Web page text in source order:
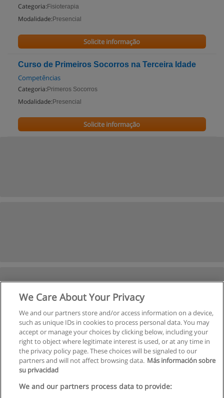
Categoria: Fisioterapia
Modalidade: Presencial
Solicite informação
Curso de Primeiros Socorros na Terceira Idade
Competências
Categoria: Primeros Socorros
Modalidade: Presencial
Solicite informação
Próxima
de
We Care About Your Privacy
We and our partners store and/or access information on a device,
such as unique IDs in cookies to process personal data. You may
accept or manage your choices by clicking below, including your
right to object where legitimate interest is used, or at any time in
the privacy policy page. These choices will be signaled to our
partners and will not affect browsing data. Más información sobre
su privacidad
We and our partners process data to provide: